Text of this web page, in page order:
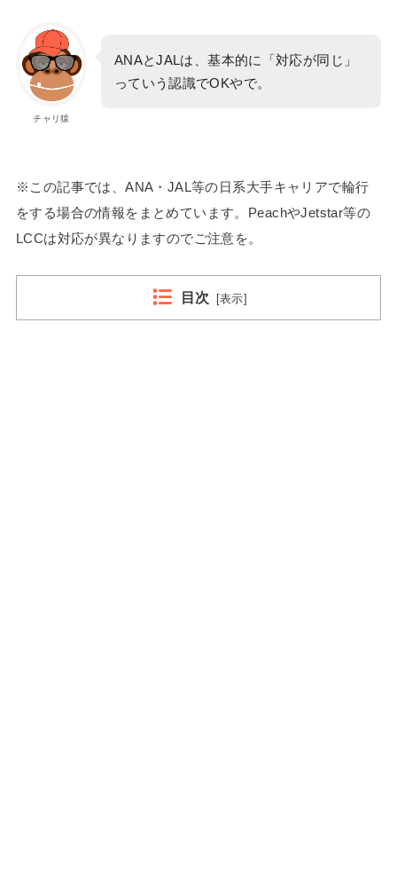
チャリ猿
ANAとJALは、基本的に「対応が同じ」
っていう認識でOKやで。
※この記事では、ANA・JAL等の日系大手キャリアで輪行
をする場合の情報をまとめています。PeachやJetstar等の
LCCは対応が異なりますのでご注意を。
目次 [表示]